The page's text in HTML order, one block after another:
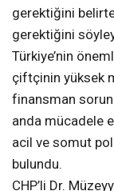
gerektiğini
gerektiğini
Türkiye’nin
çiftçinin yüksek
finansman
anda mücadele
acil ve somut
bulundu.
CHP’li Dr.